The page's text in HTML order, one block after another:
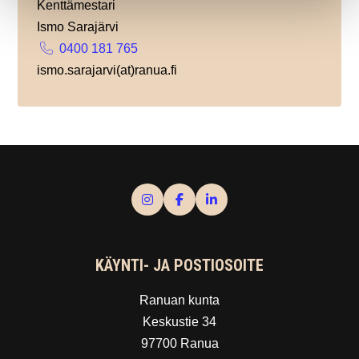
Kenttämestari
Ismo Sarajärvi
0400 181 765
ismo.sarajarvi(at)ranua.fi
KÄYNTI- JA POSTIOSOITE
Ranuan kunta
Keskustie 34
97700 Ranua